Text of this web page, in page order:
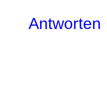
Antworten